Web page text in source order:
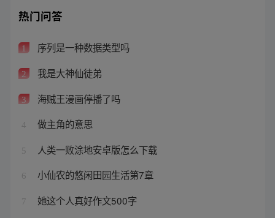
热门问答
1 序列是一种数据类型吗
2 我是大神仙徒弟
3 海贼王漫画停播了吗
4 做主角的意思
5 人类一败涂地安卓版怎么下载
6 小仙农的悠闲田园生活第7章
7 她这个人真好作文500字